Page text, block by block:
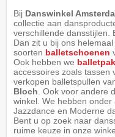
Bij Danswinkel
collectie aan
verschillende dansstijlen.
Dan zit u bij ons
soorten balletschoenen
Ook hebben we
accessoires zoals tassen
verkopen balletspullen
Bloch . Ook voor andere
winkel. We hebben
Jazzdance en Moderne
Bent u op zoek naar
ruime keuze in onze